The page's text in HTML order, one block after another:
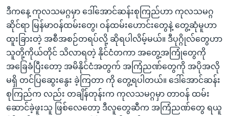
ဒီကနေ့ ကုလသမဂ္ဂမှာ ဒေါ်အောင်ဆန်းစုကြည်ဟာ ကုလသမဂ္ဂ
ဆိုင်ရာ မြန်မာဝန်ထမ်းတွေ၊ ဝန်ထမ်းဟောင်းတွေနဲ့ တွေ့ဆုံမူဟာ
ထူးခြားတဲ့ အစီအစဉ်တရပ်လို့ ဆိုရပါလိမ့်မယ်။ ဒီပုဂ္ဂိုလ်တွေဟာ
သူတို့ကိုယ်တိုင် သိလာရတဲ့ နိုင်ငံတကာ အတွေ့အကြုံတွေကို
အခြေခံပြီးတော့ အမိနိုင်ငံအတွက် အကြံညဏ်တွေကို အပိုအလို
မရှိ တင်ပြဆွေးနွေး ခဲ့ကြတာ ကို တွေ့ရပါတယ်။ ဒေါ်အောင်ဆန်း
စုကြည်က လည်း တချိန်တုန်းက ကုလသမဂ္ဂမှာ တာဝန် ထမ်း
ဆောင်ခဲ့ဖူးသူ ဖြစ်လေတော့ ဒီလူတွေဆီက အကြံညဏ်တွေ ရယူ